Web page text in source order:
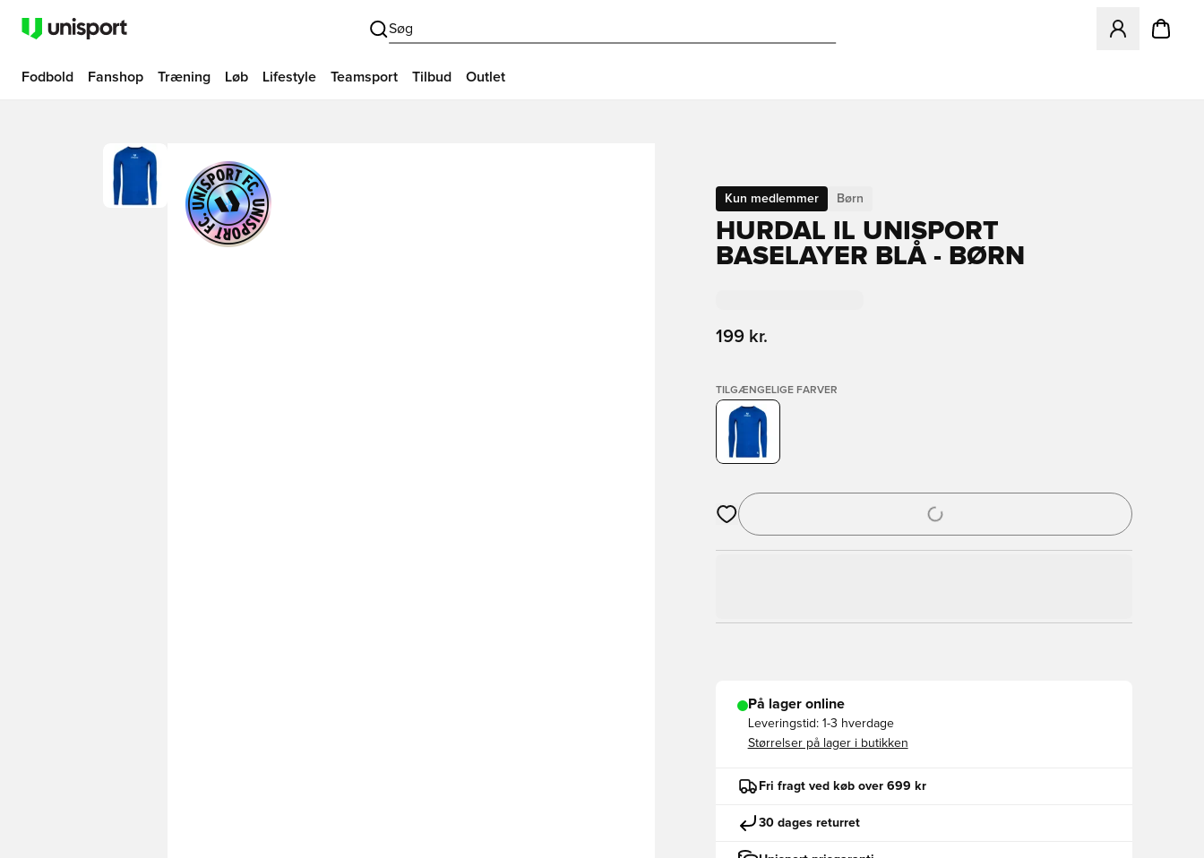
Søg
Åbner en
Fodbold Fanshop Træning Løb Lifestyle Teamsport Tilbud Outlet
Kun medlemmer Børn
HURDAL IL UNISPORT
BASELAYER BLÅ - BØRN
199 kr.
TILGÆNGELIGE FARVER
Åbner en Modal til at logge ind eller tilmelde dig som medlem
På lager online
Leveringstid: 1-3 hverdage
Størrelser på lager i butikken
Fri fragt ved køb over 699 kr
30 dages returret